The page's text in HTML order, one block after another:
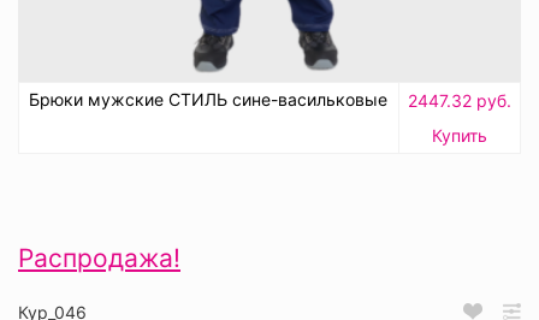
Брюки мужские СТИЛЬ сине-васильковые
2447.32 руб.
Купить
Распродажа!
Кур_046